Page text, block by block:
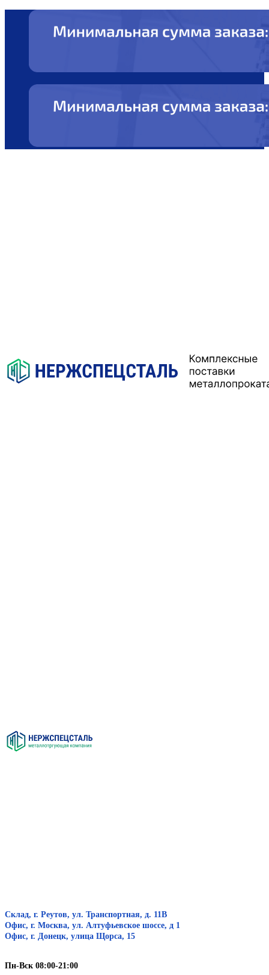
Склад, г. Реутов, ул. Транспортная, д. 11В
Офис, г. Москва, ул. Алтуфьевское шоссе, д 1
Офис, г. Донецк, улица Щорса, 15
Пн-Вск 08:00-21:00